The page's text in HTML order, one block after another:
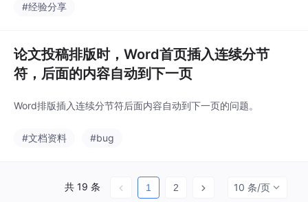
卸载完后便可恢复正
#经验分享
论文投稿排版时，Word首页插入连续分节
符，后面的内容自动到下一页
Word排版插入连续分节符后面内容自动到下一页的问题。
#文档资料 #bug
共 19 条 1 2 10 条/页